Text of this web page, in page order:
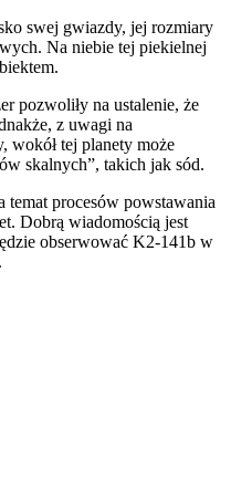
swej gwiazdy, jej rozmiary
Na niebie tej piekielnej
pozwoliły na ustalenie, że
z uwagi na
wokół tej planety może
skalnych”, takich jak sód.
procesów powstawania
Dobrą wiadomością jest
obserwować K2-141b w